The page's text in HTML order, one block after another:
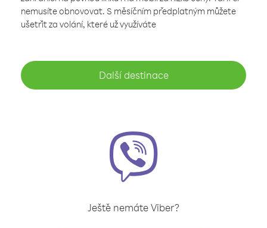
nemusíte obnovovat. S měsíčním předplatným můžete
ušetřit za volání, které už využíváte
Další destinace
Ještě nemáte Viber?